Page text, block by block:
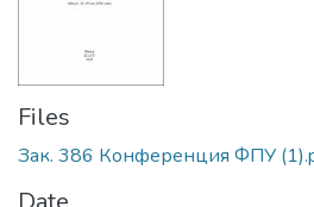
Files
Зак. 386 Конференция ФПУ